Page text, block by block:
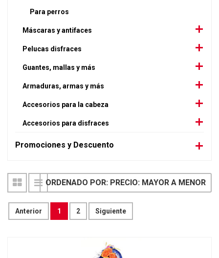
Para perros
Máscaras y antifaces
Pelucas disfraces
Guantes, mallas y más
Armaduras, armas y más
Accesorios para la cabeza
Accesorios para disfraces
Promociones y Descuento
Anterior 1 2 Siguiente
ORDENADO POR: PRECIO: MAYOR A MENOR